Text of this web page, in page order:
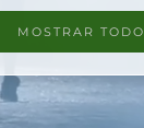
MOSTRAR TODO